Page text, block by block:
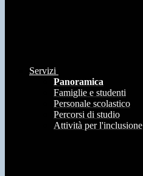
Servizi
Panoramica
Famiglie e studenti
Personale scolastico
Percorsi di studio
Attività per l'inclusione